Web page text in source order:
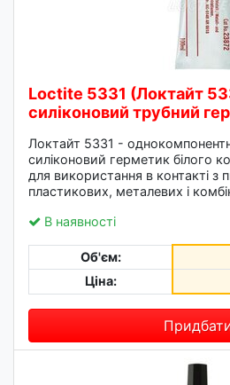
Loctite 5331 (Локтайт
силіконовий трубний
Локтайт 5331 -
силіконовий герметик білого
для використання в контакті
пластикових, металевих і
В наявності
Об'єм:
Ціна: